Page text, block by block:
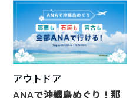
アウトドア
ANAで沖縄島めぐり！那